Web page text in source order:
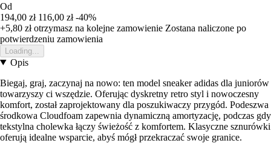
Od
194,00 zł 116,00 zł -40%
+5,80 złotrzymasz na kolejne zamowienie Zostana naliczone po
potwierdzeniu zamowienia
Loading...
Opis
Biegaj, graj, zaczynaj na nowo: ten model sneaker adidas dla juniorów
towarzyszy ci wszędzie. Oferując dyskretny retro styl i nowoczesny
komfort, został zaprojektowany dla poszukiwaczy przygód. Podeszwa
środkowa Cloudfoam zapewnia dynamiczną amortyzację, podczas gdy
tekstylna cholewka łączy świeżość z komfortem. Klasyczne sznurówki
oferują idealne wsparcie, abyś mógł przekraczać swoje granice.